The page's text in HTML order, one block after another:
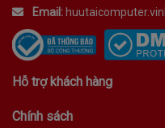
Email:
Hỗ trợ khách hàng
Chính sách